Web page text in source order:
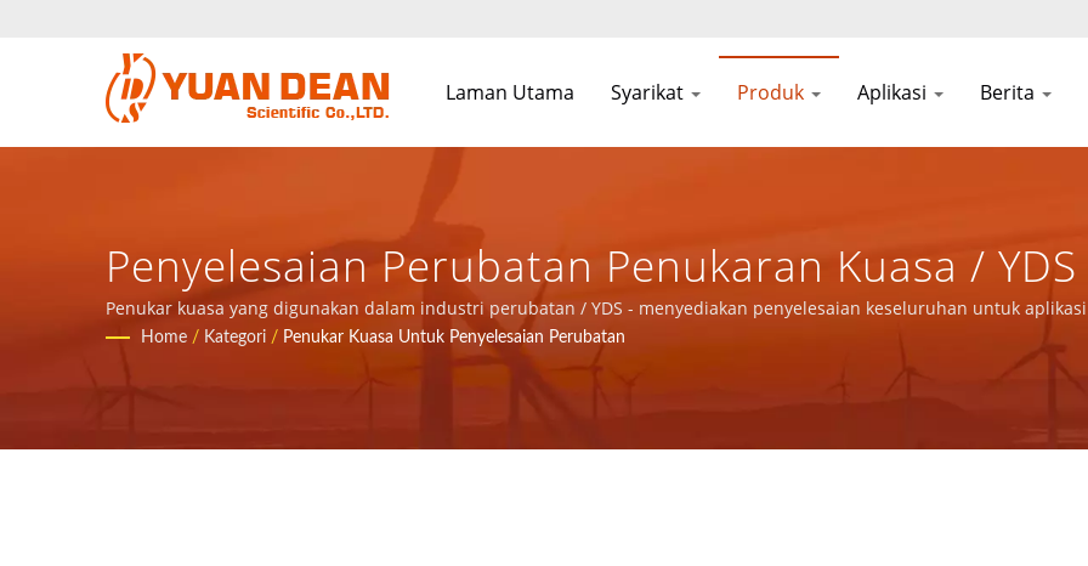
Laman Utama Syarikat Produk Aplikasi Berita
Penyelesaian Perubatan Penukaran Kuasa /
Penyelesaian Keseluruhan Untuk Aplikasi
Komponen Magnet Dan Produk Kuasa.
Penukar kuasa yang digunakan dalam industri perubatan / YDS - menyediakan penyelesaian keseluruhan untuk
produk kuasa.
Home / Kategori / Penukar Kuasa Untuk Penyelesaian Perubatan